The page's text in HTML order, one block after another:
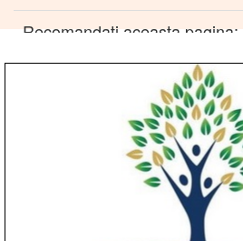
Recomandati aceasta pagina: